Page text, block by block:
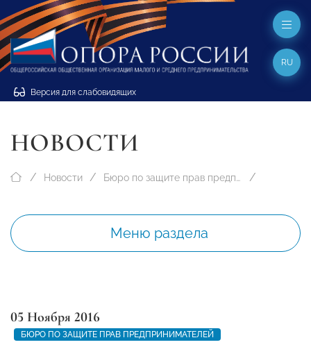
Версия для слабовидящих
RU
НОВОСТИ
Новости Бюро по защите прав предпринимателей
Меню раздела
05 Ноября 2016
БЮРО ПО ЗАЩИТЕ ПРАВ ПРЕДПРИНИМАТЕЛЕЙ